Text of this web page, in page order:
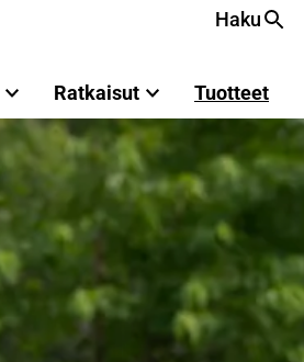
Haku
Ratkaisut Tuotteet